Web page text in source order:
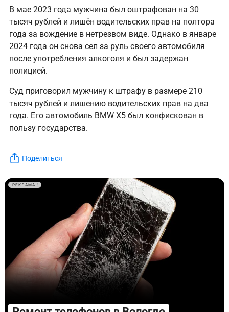
В мае 2023 года мужчина был оштрафован на 30
тысяч рублей и лишён водительских прав на полтора
года за вождение в нетрезвом виде. Однако в январе
2024 года он снова сел за руль своего автомобиля
после употребления алкоголя и был задержан
полицией.
Суд приговорил мужчину к штрафу в размере 210
тысяч рублей и лишению водительских прав на два
года. Его автомобиль BMW X5 был конфискован в
пользу государства.
Поделиться
РЕКЛАМА